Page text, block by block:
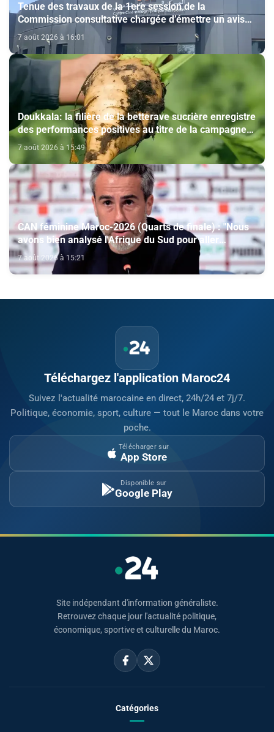
Tenue des travaux de la 1ere session de la
Commission consultative chargée d’émettre un avis
sur la délivrance de la carte du professionnel du
cinéma (CCM)
7 août 2026 à 16:01
Doukkala: la filière de la betterave sucrière enregistre
des performances positives au titre de la campagne
agricole 2025-2026
7 août 2026 à 15:49
CAN féminine Maroc-2026 (Quarts de finale) : "Nous
avons bien analysé l'Afrique du Sud pour aller
chercher la victoire" (Jorge Vilda)
7 août 2026 à 15:21
Téléchargez l'application Maroc24
Suivez l'actualité marocaine en direct, 24h/24 et 7j/7.
Politique, économie, sport, culture — tout le Maroc dans votre
poche.
Télécharger sur
App Store
Disponible sur
Google Play
Site indépendant d'information généraliste.
Retrouvez chaque jour l'actualité politique,
économique, sportive et culturelle du Maroc.
Catégories